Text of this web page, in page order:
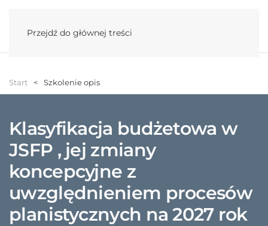
Przejdź do głównej treści
Start Szkolenie opis
Klasyfikacja budżetowa w
JSFP , jej zmiany
koncepcyjne z
uwzględnieniem procesów
planistycznych na 2027 rok